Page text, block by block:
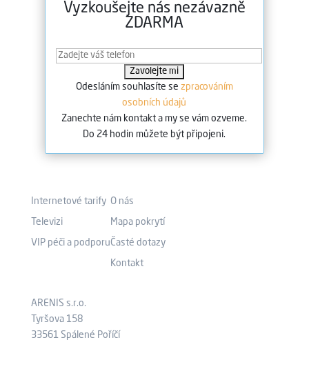
Vyzkoušejte nás nezávazně
ZDARMA
Odesláním souhlasíte se zpracováním
osobních údajů
Zanechte nám kontakt a my se vám ozveme.
Do 24 hodin můžete být připojeni.
Internetové tarify
Televizi
VIP péči a podporu
O nás
Mapa pokrytí
Časté dotazy
Kontakt
ARENIS s.r.o.
Tyršova 158
33561 Spálené Poříčí